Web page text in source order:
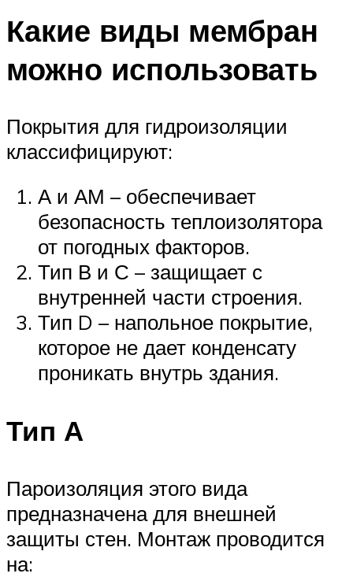
Какие виды мембран
можно использовать
Покрытия для гидроизоляции
классифицируют:
А и АМ – обеспечивает
безопасность теплоизолятора
от погодных факторов.
Тип В и С – защищает с
внутренней части строения.
Тип D – напольное покрытие,
которое не дает конденсату
проникать внутрь здания.
Тип А
Пароизоляция этого вида
предназначена для внешней
защиты стен. Монтаж проводится
на: